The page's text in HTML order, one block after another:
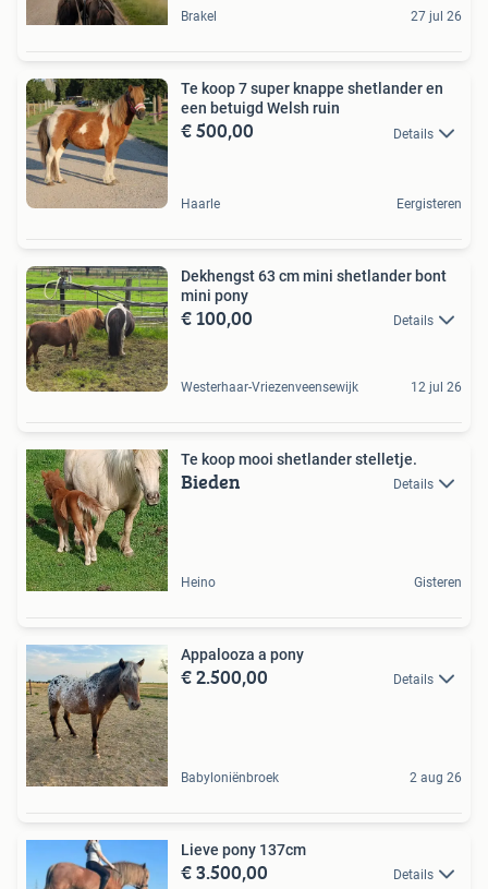
Brakel 27 jul 26
Te koop 7 super knappe shetlander en
een betuigd Welsh ruin
€ 500,00 Details
Haarle Eergisteren
Dekhengst 63 cm mini shetlander bont
mini pony
€ 100,00 Details
Westerhaar-Vriezenveensewijk 12 jul 26
Te koop mooi shetlander stelletje.
Bieden Details
Heino Gisteren
Appalooza a pony
€ 2.500,00 Details
Babyloniënbroek 2 aug 26
Lieve pony 137cm
€ 3.500,00 Details